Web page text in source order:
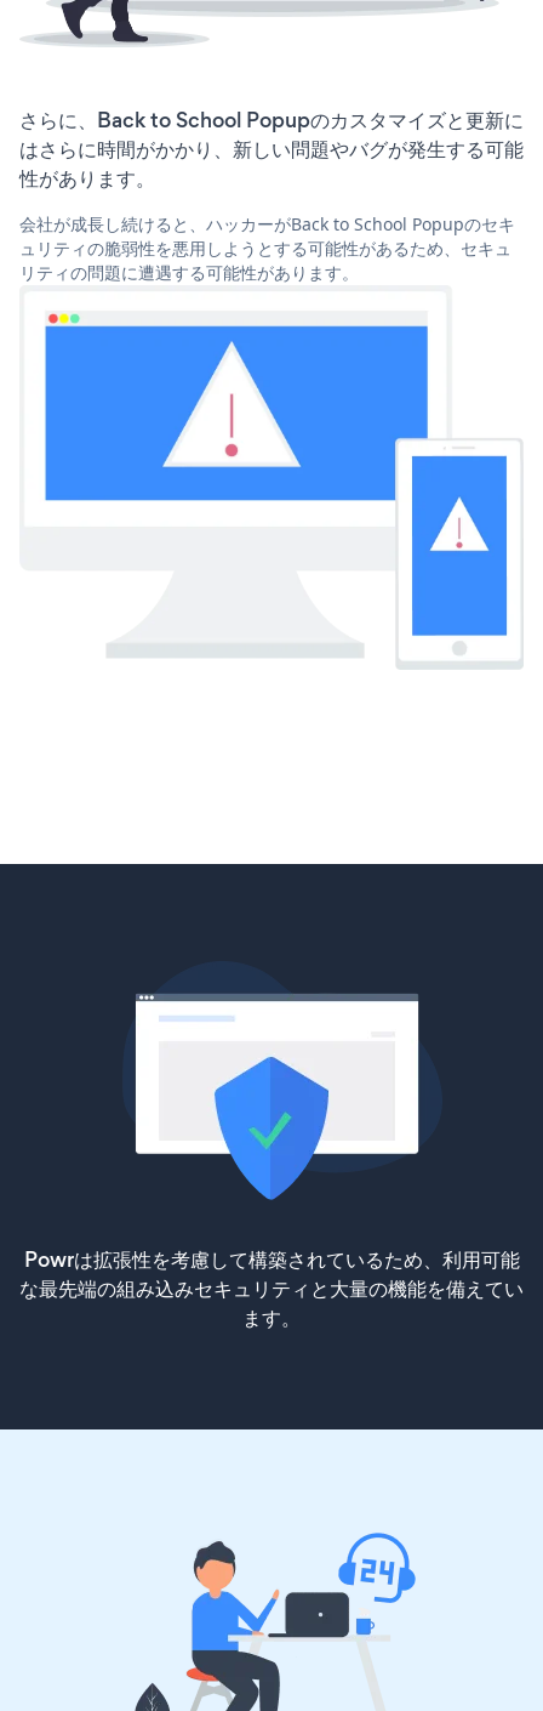
さらに、Back to School Popupのカスタマイズと更新に
はさらに時間がかかり、新しい問題やバグが発生する可能
性があります。
会社が成長し続けると、ハッカーがBack to School Popupのセキ
ュリティの脆弱性を悪用しようとする可能性があるため、セキュ
リティの問題に遭遇する可能性があります。
Powrは拡張性を考慮して構築されているため、利用可能
な最先端の組み込みセキュリティと大量の機能を備えてい
ます。